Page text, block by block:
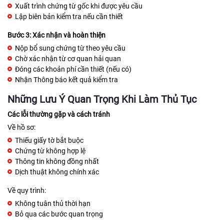
Xuất trình chứng từ gốc khi được yêu cầu
Lập biên bản kiểm tra nếu cần thiết
Bước 3: Xác nhận và hoàn thiện
Nộp bổ sung chứng từ theo yêu cầu
Chờ xác nhận từ cơ quan hải quan
Đóng các khoản phí cần thiết (nếu có)
Nhận Thông báo kết quả kiểm tra
Những Lưu Ý Quan Trọng Khi Làm Thủ Tục
Các lỗi thường gặp và cách tránh
Về hồ sơ:
Thiếu giấy tờ bắt buộc
Chứng từ không hợp lệ
Thông tin không đồng nhất
Dịch thuật không chính xác
Về quy trình:
Không tuân thủ thời hạn
Bỏ qua các bước quan trọng